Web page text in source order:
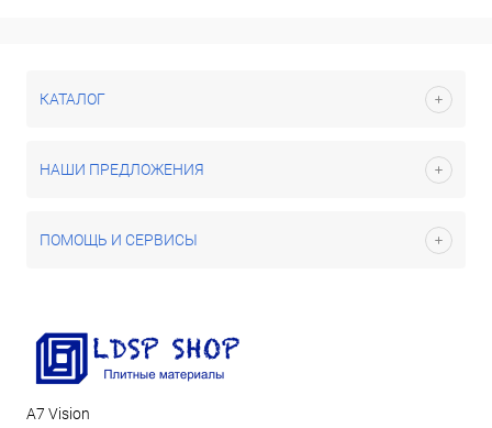
КАТАЛОГ
НАШИ ПРЕДЛОЖЕНИЯ
ПОМОЩЬ И СЕРВИСЫ
А7 Vision